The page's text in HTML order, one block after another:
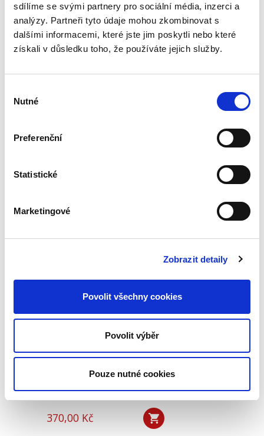
sdílíme se svými partnery pro sociální média, inzerci a
analýzy. Partneři tyto údaje mohou zkombinovat s
dalšími informacemi, které jste jim poskytli nebo které
získali v důsledku toho, že používáte jejich služby.
souhlasu
Nutné
Preferenční
Statistické
Marketingové
Zobrazit detaily
Povolit všechny cookies
Povolit výběr
Pouze nutné cookies
Nepominutelný
dědic a jeho
340,00 Kč
nepominutelného dědice, jeho vydědění a
oblasti softwaru.
další specifika
Jan Svoboda
370,00 Kč